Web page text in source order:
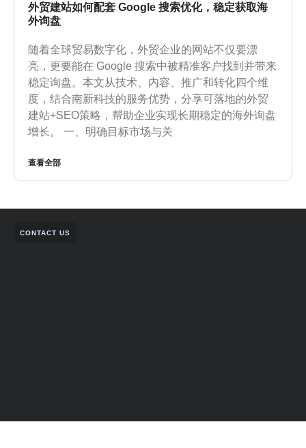
外贸建站如何配套 Google 搜索优化，稳定获取海
外询盘
随着全球贸易数字化，外贸企业的网站不仅要漂
亮，更要能在 Google 搜索中被精准客户找到并带来
稳定询盘。本文从技术、内容、推广和转化四个维
度，结合南新科技的服务优势，分享可落地的外贸
建站+SEO策略，帮助企业实现长期稳定的海外询盘
增长。 一、明确目标市场与关
查看全部
CONTACT US